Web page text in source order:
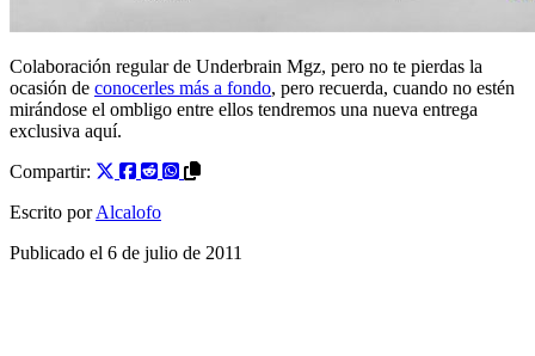
Colaboración regular de Underbrain Mgz, pero no te pierdas la
ocasión de conocerles más a fondo, pero recuerda, cuando no estén
mirándose el ombligo entre ellos tendremos una nueva entrega
exclusiva aquí.
Compartir:
Escrito por Alcalofo
Publicado el 6 de julio de 2011